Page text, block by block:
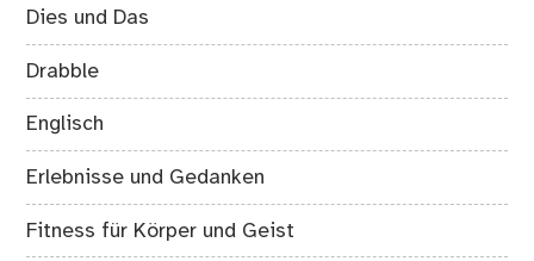
Dies und Das
Drabble
Englisch
Erlebnisse und Gedanken
Fitness für Körper und Geist